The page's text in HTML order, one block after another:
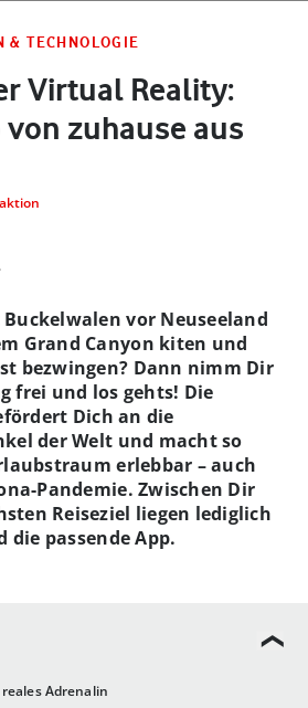
& TECHNOLOGIE
Virtual Reality:
zuhause aus
Adrenalin
vor Neuseeland
Grand Canyon kiten und
bezwingen? Dann nimm Dir
frei und los gehts! Die
Dich an die
der Welt und macht so
erlebbar – auch
Pandemie. Zwischen Dir
Reiseziel liegen lediglich
die passende App.